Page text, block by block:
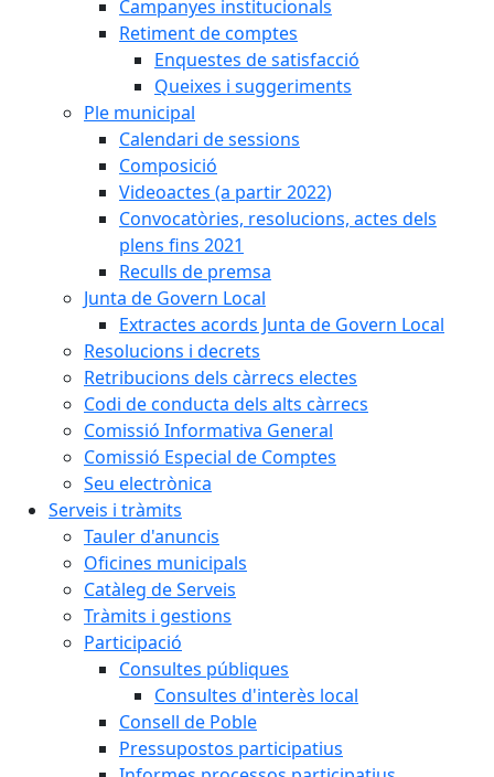
Campanyes institucionals
Retiment de comptes
Enquestes de satisfacció
Queixes i suggeriments
Ple municipal
Calendari de sessions
Composició
Videoactes (a partir 2022)
Convocatòries, resolucions, actes dels
plens fins 2021
Reculls de premsa
Junta de Govern Local
Extractes acords Junta de Govern Local
Resolucions i decrets
Retribucions dels càrrecs electes
Codi de conducta dels alts càrrecs
Comissió Informativa General
Comissió Especial de Comptes
Seu electrònica
Serveis i tràmits
Tauler d'anuncis
Oficines municipals
Catàleg de Serveis
Tràmits i gestions
Participació
Consultes públiques
Consultes d'interès local
Consell de Poble
Pressupostos participatius